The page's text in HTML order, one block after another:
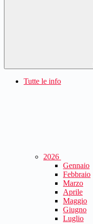
Tutte le info
2026
Gennaio
Febbraio
Marzo
Aprile
Maggio
Giugno
Luglio